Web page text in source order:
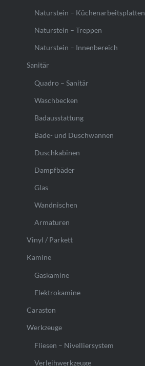
Naturstein – Küchenarbeitsplatten
Naturstein – Treppen
Naturstein – Innenbereich
Sanitär
Quadro – Sanitär
Waschbecken
Badausstattung
Bade- und Duschwannen
Duschkabinen
Dampfbäder
Glas
Wandnischen
Armaturen
Vinyl / Parkett
Kamine
Gaskamine
Elektrokamine
Caraston
Werkzeuge
Fliesen – Nivelliersystem
Verleihwerkzeuge